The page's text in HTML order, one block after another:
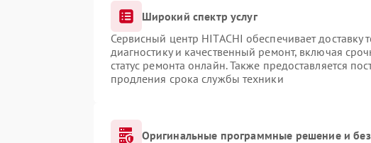
Широкий спектр услуг
Сервисный центр HITACHI обеспечивает
диагностику и качественный ремонт, включая
статус ремонта онлайн. Также предоставляется
продления срока службы техники
Оригинальные программные решение и